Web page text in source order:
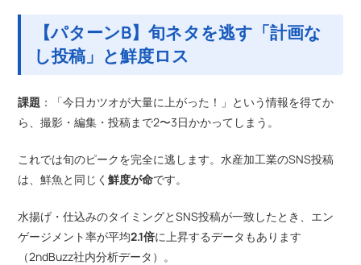
【パターンB】旬ネタを逃す「計画な
し投稿」と鮮度ロス
課題 ：「今日カツオが大量に上がった！」という情報を得てか
ら、撮影・編集・投稿まで2〜3日かかってしまう。
これでは旬のピークを完全に逃します。水産加工業のSNS投稿
は、鮮魚と同じく鮮度が命です。
水揚げ・仕込みのタイミングとSNS投稿が一致したとき、エン
ゲージメント率が平均2.1倍に上昇するデータもあります
（2ndBuzz社内分析データ）。